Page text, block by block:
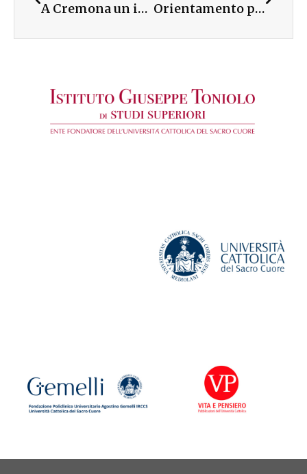
A Cremona un incontro su giovani e politica Orientamento per adolescenti in Basilicata